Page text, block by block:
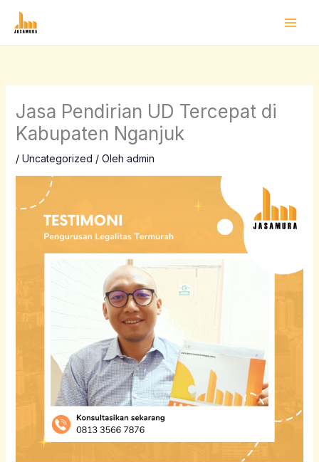
Jasa Pendirian UD Tercepat di
Kabupaten Nganjuk
/ Uncategorized / Oleh admin